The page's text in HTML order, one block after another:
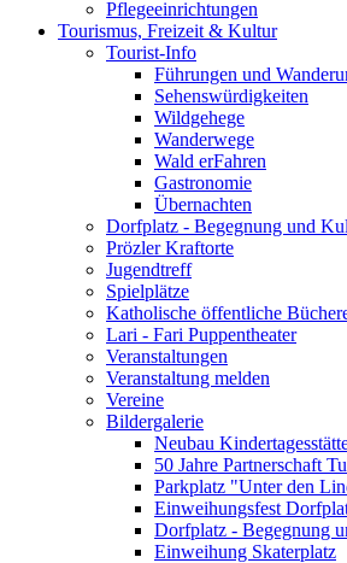
Pflegeeinrichtungen
Tourismus, Freizeit & Kultur
Tourist-Info
Führungen und
Sehenswürdigkeiten
Wildgehege
Wanderwege
Wald erFahren
Gastronomie
Übernachten
Dorfplatz - Begegnung und
Prözler Kraftorte
Jugendtreff
Spielplätze
Katholische öffentliche
Lari - Fari Puppentheater
Veranstaltungen
Veranstaltung melden
Vereine
Bildergalerie
Neubau
50 Jahre Partnerschaft
Parkplatz "Unter den
Einweihungsfest
Dorfplatz - Begegnung
Einweihung Skaterplatz